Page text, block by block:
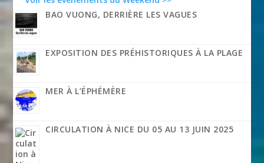
BAO VUONG, DERRIÈRE LES VAGUES
EXPOSITION DES PRÉHISTORIQUES À LA PLAGE
MER À L’ÉPHÉMÈRE
CIRCULATION À NICE DU 05 AU 13 JUIN 2025